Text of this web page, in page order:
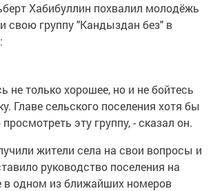
Хабибуллин похвалил молодёжь
свою группу "Кандыздан без" в
не только хорошее, но и не бойтесь
Главе сельского поселения хотя бы
эту группу, - сказал он.
жители села на свои вопросы и
руководство поселения на
в одном из ближайших номеров